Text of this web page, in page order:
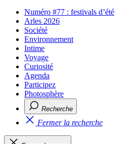
Numéro #77 : festivals d’été
Arles 2026
Société
Environnement
Intime
Voyage
Curiosité
Agenda
Participez
Photosphère
Recherche
Fermer la recherche